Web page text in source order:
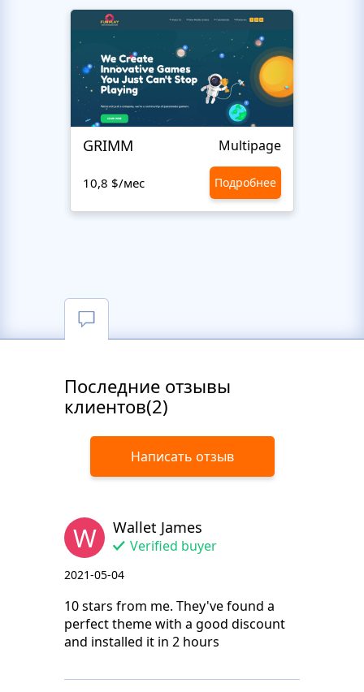
GRIMM Multipage
10,8 $/мес Подробнее
Последние отзывы
клиентов(2)
Написать отзыв
W Wallet James
Verified buyer
2021-05-04
10 stars from me. They've found a
perfect theme with a good discount
and installed it in 2 hours